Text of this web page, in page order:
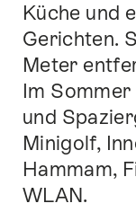
Küche und
Gerichten.
Meter
Im
und
Minigolf,
Hammam,
WLAN.